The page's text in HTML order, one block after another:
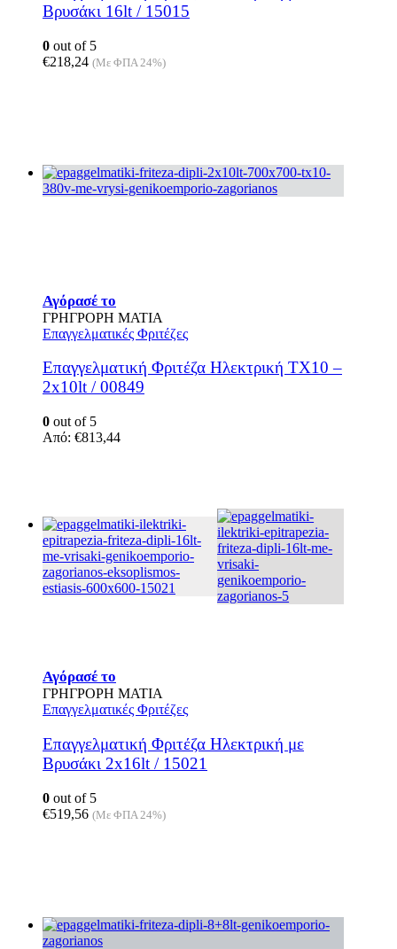
Βρυσάκι 16lt / 15015
0 out of 5
€218,24 (Με ΦΠΑ 24%)
Αγόρασέ το
το
προϊόν
πολλαπλές
παραλλαγές.
Οι
να
προϊόντος
ΓΡΗΓΡΟΡΗ ΜΑΤΙΑ
Επαγγελματικές Φριτέζες
Επαγγελματική Φριτέζα Ηλεκτρική TX10 –
2x10lt / 00849
0 out of 5
Από: €813,44
Αγόρασέ το
ΓΡΗΓΡΟΡΗ ΜΑΤΙΑ
Επαγγελματικές Φριτέζες
Επαγγελματική Φριτέζα Ηλεκτρική με
Βρυσάκι 2x16lt / 15021
0 out of 5
€519,56 (Με ΦΠΑ 24%)